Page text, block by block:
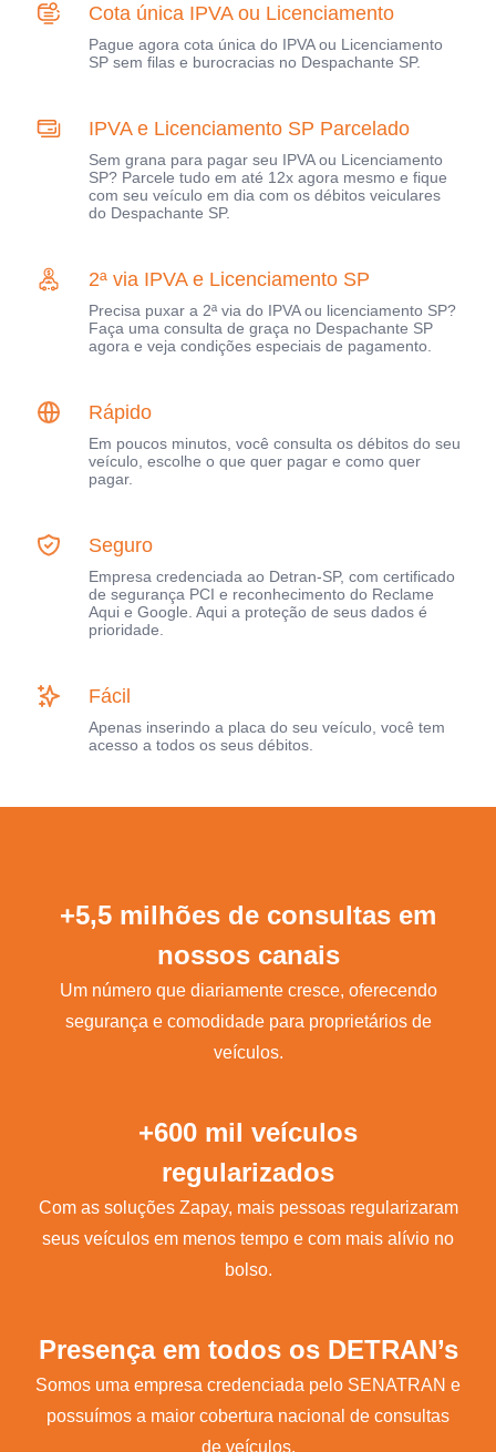
Cota única IPVA ou Licenciamento
Pague agora cota única do IPVA ou Licenciamento
SP sem filas e burocracias no Despachante SP.
IPVA e Licenciamento SP Parcelado
Sem grana para pagar seu IPVA ou Licenciamento
SP? Parcele tudo em até 12x agora mesmo e fique
com seu veículo em dia com os débitos veiculares
do Despachante SP.
2ª via IPVA e Licenciamento SP
Precisa puxar a 2ª via do IPVA ou licenciamento SP?
Faça uma consulta de graça no Despachante SP
agora e veja condições especiais de pagamento.
Rápido
Em poucos minutos, você consulta os débitos do seu
veículo, escolhe o que quer pagar e como quer
pagar.
Seguro
Empresa credenciada ao Detran-SP, com certificado
de segurança PCI e reconhecimento do Reclame
Aqui e Google. Aqui a proteção de seus dados é
prioridade.
Fácil
Apenas inserindo a placa do seu veículo, você tem
acesso a todos os seus débitos.
+5,5 milhões de consultas em
nossos canais
Um número que diariamente cresce, oferecendo
segurança e comodidade para proprietários de
veículos.
+600 mil veículos
regularizados
Com as soluções Zapay, mais pessoas regularizaram
seus veículos em menos tempo e com mais alívio no
bolso.
Presença em todos os DETRAN’s
Somos uma empresa credenciada pelo SENATRAN e
possuímos a maior cobertura nacional de consultas
de veículos.